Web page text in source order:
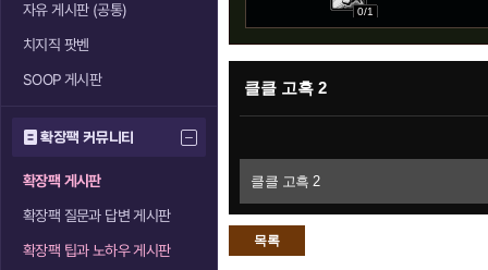
자유 게시판 (공통)
치지직 팟벤
SOOP 게시판
확장팩 커뮤니티
확장팩 게시판
확장팩 질문과 답변 게시판
확장팩 팁과 노하우 게시판
0/1
클클 고흑 2
클클 고흑 2
목록